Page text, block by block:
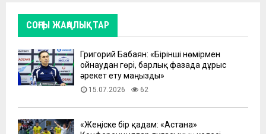
СОҢҒЫ ЖАҢАЛЫҚТАР
Григорий Бабаян: «Бірінші нөмірмен
ойнаудан гөрі, барлық фазада дұрыс
әрекет ету маңызды»
15.07.2026 62
«Жеңіске бір қадам: «Астана»